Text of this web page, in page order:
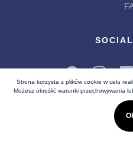
Wszelkie prawa zastrzeżone (C)
Strona korzysta z plików cookie w celu
Możesz określić warunki przechowywania